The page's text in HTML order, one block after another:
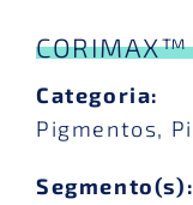
Categoria:
Pigmentos,
Segmento(s):